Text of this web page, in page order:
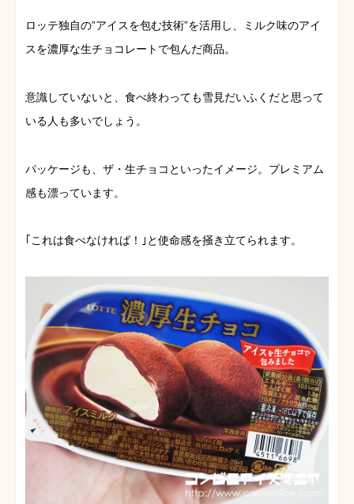
ロッテ独自の”アイスを包む技術”を活用し、ミルク味のアイ
スを濃厚な生チョコレートで包んだ商品。
意識していないと、食べ終わっても雪見だいふくだと思って
いる人も多いでしょう。
パッケージも、ザ・生チョコといったイメージ。プレミアム
感も漂っています。
｢これは食べなければ！｣と使命感を掻き立てられます。